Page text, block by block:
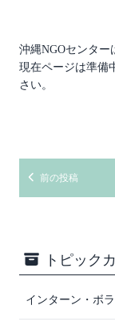
沖縄NGOセンター
現在ページは準備
さい。
前の投稿
トピック
インターン・ボ